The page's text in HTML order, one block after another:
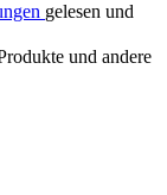
gelesen und
und andere